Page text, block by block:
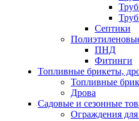
Септики
ПНД
Фитинги
Топливные брикеты,
Топливные
Дрова
Садовые и сезонные
Ограждения